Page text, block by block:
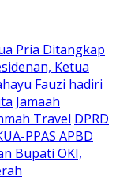
Pria Ditangkap
Ketua
Fauzi hadiri
Jamaah
Travel DPRD
PPAS APBD
Bupati OKI,